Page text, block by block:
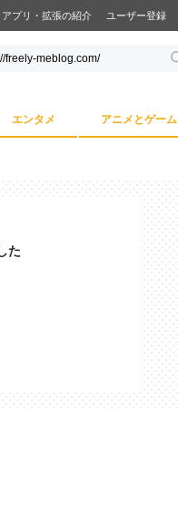
アプリ・拡張の紹介 ユーザー登録
エンタメ アニメとゲーム
た